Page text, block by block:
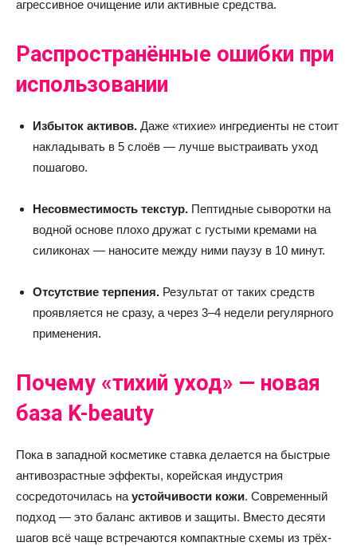
агрессивное очищение или активные средства.
Распространённые ошибки при
использовании
Избыток активов. Даже «тихие» ингредиенты не стоит
накладывать в 5 слоёв — лучше выстраивать уход
пошагово.
Несовместимость текстур. Пептидные сыворотки на
водной основе плохо дружат с густыми кремами на
силиконах — наносите между ними паузу в 10 минут.
Отсутствие терпения. Результат от таких средств
проявляется не сразу, а через 3–4 недели регулярного
применения.
Почему «тихий уход» — новая
база K-beauty
Пока в западной косметике ставка делается на быстрые
антивозрастные эффекты, корейская индустрия
сосредоточилась на устойчивости кожи. Современный
подход — это баланс активов и защиты. Вместо десяти
шагов всё чаще встречаются компактные схемы из трёх-